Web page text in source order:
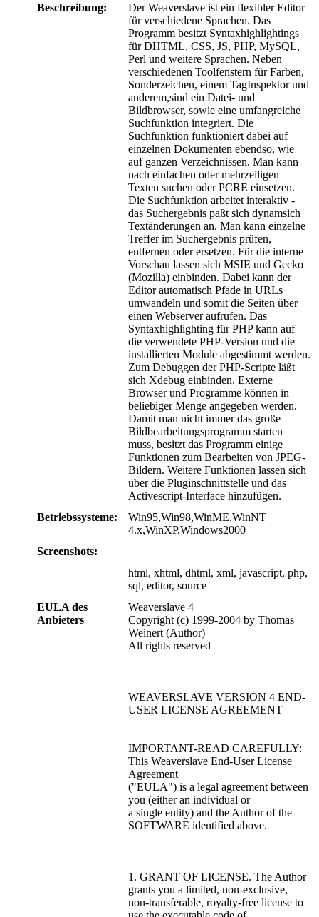
Beschreibung:
Der Weaverslave ist ein flexibler Editor
für verschiedene Sprachen. Das
Programm besitzt Syntaxhighlightings
für DHTML, CSS, JS, PHP, MySQL,
Perl und weitere Sprachen. Neben
verschiedenen Toolfenstern für Farben,
Sonderzeichen, einem TagInspektor und
anderem,sind ein Datei- und
Bildbrowser, sowie eine umfangreiche
Suchfunktion integriert. Die
Suchfunktion funktioniert dabei auf
einzelnen Dokumenten ebendso, wie
auf ganzen Verzeichnissen. Man kann
nach einfachen oder mehrzeiligen
Texten suchen oder PCRE einsetzen.
Die Suchfunktion arbeitet interaktiv -
das Suchergebnis paßt sich dynamsich
Textänderungen an. Man kann einzelne
Treffer im Suchergebnis prüfen,
entfernen oder ersetzen. Für die interne
Vorschau lassen sich MSIE und Gecko
(Mozilla) einbinden. Dabei kann der
Editor automatisch Pfade in URLs
umwandeln und somit die Seiten über
einen Webserver aufrufen. Das
Syntaxhighlighting für PHP kann auf
die verwendete PHP-Version und die
installierten Module abgestimmt werden.
Zum Debuggen der PHP-Scripte läßt
sich Xdebug einbinden. Externe
Browser und Programme können in
beliebiger Menge angegeben werden.
Damit man nicht immer das große
Bildbearbeitungsprogramm starten
muss, besitzt das Programm einige
Funktionen zum Bearbeiten von JPEG-
Bildern. Weitere Funktionen lassen sich
über die Pluginschnittstelle und das
Activescript-Interface hinzufügen.
Betriebssysteme:
Win95,Win98,WinME,WinNT
4.x,WinXP,Windows2000
Screenshots:
html, xhtml, dhtml, xml, javascript, php,
sql, editor, source
EULA des
Anbieters
Weaverslave 4
Copyright (c) 1999-2004 by Thomas
Weinert (Author)
All rights reserved
WEAVERSLAVE VERSION 4 END-
USER LICENSE AGREEMENT
IMPORTANT-READ CAREFULLY:
This Weaverslave End-User License
Agreement
("EULA") is a legal agreement between
you (either an individual or
a single entity) and the Author of the
SOFTWARE identified above.
1. GRANT OF LICENSE. The Author
grants you a limited, non-exclusive,
non-transferable, royalty-free license to